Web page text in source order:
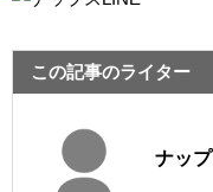
この記事のライター
ナッ